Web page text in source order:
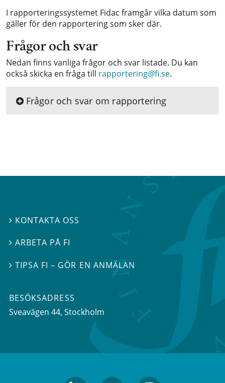
I rapporteringssystemet Fidac framgår vilka datum som
gäller för den rapportering som sker där.
Frågor och svar
Nedan finns vanliga frågor och svar listade. Du kan
också skicka en fråga till rapportering@fi.se.
Frågor och svar om rapportering
 KONTAKTA OSS
ARBETA PÅ FI
TIPSA FI – GÖR EN ANMÄLAN
BESÖKSADRESS
Sveavägen 44, Stockholm